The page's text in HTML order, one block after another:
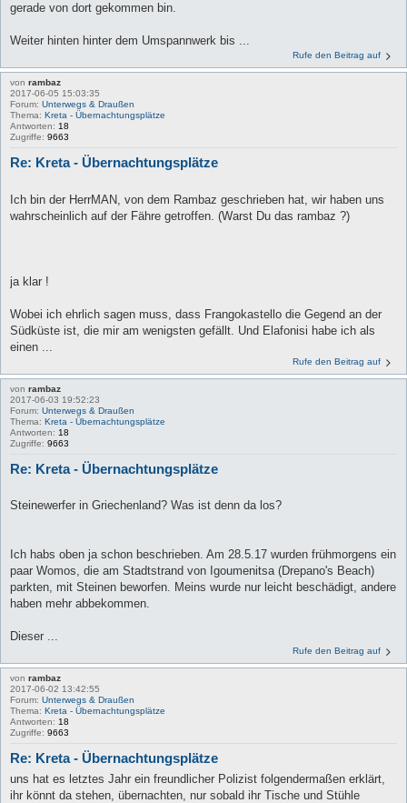
gerade von dort gekommen bin.
Weiter hinten hinter dem Umspannwerk bis ...
Rufe den Beitrag auf
von rambaz
2017-06-05 15:03:35
Forum: Unterwegs & Draußen
Thema: Kreta - Übernachtungsplätze
Antworten: 18
Zugriffe: 9663
Re: Kreta - Übernachtungsplätze
Ich bin der HerrMAN, von dem Rambaz geschrieben hat, wir haben uns
wahrscheinlich auf der Fähre getroffen. (Warst Du das rambaz ?)
ja klar !
Wobei ich ehrlich sagen muss, dass Frangokastello die Gegend an der
Südküste ist, die mir am wenigsten gefällt. Und Elafonisi habe ich als
einen ...
Rufe den Beitrag auf
von rambaz
2017-06-03 19:52:23
Forum: Unterwegs & Draußen
Thema: Kreta - Übernachtungsplätze
Antworten: 18
Zugriffe: 9663
Re: Kreta - Übernachtungsplätze
Steinewerfer in Griechenland? Was ist denn da los?
Ich habs oben ja schon beschrieben. Am 28.5.17 wurden frühmorgens ein
paar Womos, die am Stadtstrand von Igoumenitsa (Drepano's Beach)
parkten, mit Steinen beworfen. Meins wurde nur leicht beschädigt, andere
haben mehr abbekommen.
Dieser ...
Rufe den Beitrag auf
von rambaz
2017-06-02 13:42:55
Forum: Unterwegs & Draußen
Thema: Kreta - Übernachtungsplätze
Antworten: 18
Zugriffe: 9663
Re: Kreta - Übernachtungsplätze
uns hat es letztes Jahr ein freundlicher Polizist folgendermaßen erklärt,
ihr könnt da stehen, übernachten, nur sobald ihr Tische und Stühle